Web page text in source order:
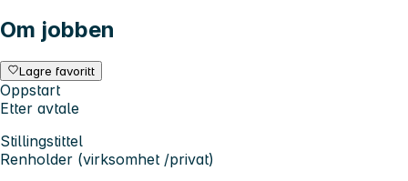
Om jobben
Lagre favoritt
Oppstart
Etter avtale
Stillingstittel
Renholder (virksomhet /privat)